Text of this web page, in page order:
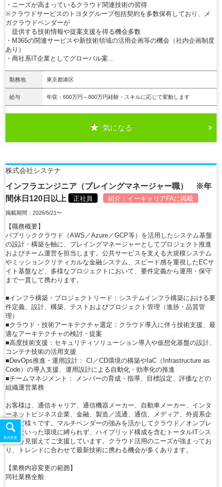
・ニーズが高まっているクラウド関連技術の習得
※クラウドサービスのトヨタグループ包括契約を多数保有しており、メ
ガクラウドベンダーが
提供する技術情報や提案支援を得る機会多数
・M365の関連サービスや新技術領域の活用企画等の機会（社内企画制度
あり）
・商社系IT企業としてグローバル案…
勤務地 東京都港区
給与 年収：600万円～800万円経験・スキルに応じて変動します
気になる
株式会社システナ
インフラエンジニア（プレイングマネージャー職） ※年
間休日120日以上
正社員 紹介： イーキャリアFAに掲載
掲載期間：2026/5/21〜
【職務概要】
パブリッククラウド（AWS／Azure／GCP等）を活用したシステム基盤
の設計・構築を軸に、プレイングマネージャーとしてプロジェクト推進
およびチーム運営を担当します。公共サービスを支える大規模システム
やミッションクリティカルな金融システム、スピード感を重視したECサ
イト基盤など、多様なプロジェクトにおいて、要件定義から運用・保守
まで一貫して携わります。
■インフラ構築・プロジェクトリード：システムインフラ構築における要
件定義、設計、構築、テストおよびプロジェクト管理（進捗・品質管
理）
■クラウド・技術アーキテクチャ選定：クラウド導入に伴う技術支援、最
適なアーキテクチャの検討・提案
■高度技術支援：セキュリティソリューション導入や仮想化基盤の設計、
コンテナ技術の活用支援
■DevOps推進・運用設計： CI／CD環境の構築やIaC（Infrastructure as
Code）の導入支援、運用設計による自動化・効率化の推進
■チームマネジメント： メンバーの育成・指導、目標設定、評価などの
組織運営業務
お客様は、通信キャリア、通信機器メーカー、自動車メーカー、インタ
ーネットビジネス企業、金融、製造／流通、通信、メディア、外資系企
業など様々です。マルチベンダーの強みを活かしてクラウド／オンプレ
ミスといった環境に縛られず、ハイブリッド構成を含むトータルITシス
テムを見据えてご支援しています。クラウド活用のニーズが強まってお
り、トレンドに合わせて最新技術に携わる機会が多くあります。
【業務内容変更の範囲】
同社業務全般
条件変更